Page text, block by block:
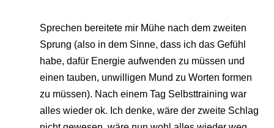
Sprechen bereitete mir Mühe nach dem zweiten
Sprung (also in dem Sinne, dass ich das Gefühl
habe, dafür Energie aufwenden zu müssen und
einen tauben, unwilligen Mund zu Worten formen
zu müssen). Nach einem Tag Selbsttraining war
alles wieder ok. Ich denke, wäre der zweite Schlag